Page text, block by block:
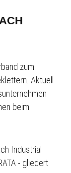
zum
Aktuell
beim
Industrial
- gliedert